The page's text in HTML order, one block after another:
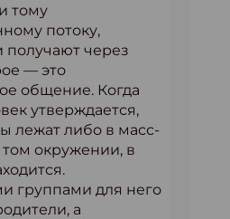
тому
потоку,
через
— это
общение. Когда
утверждается,
лежат либо в масс-
окружении, в
группами для него
а